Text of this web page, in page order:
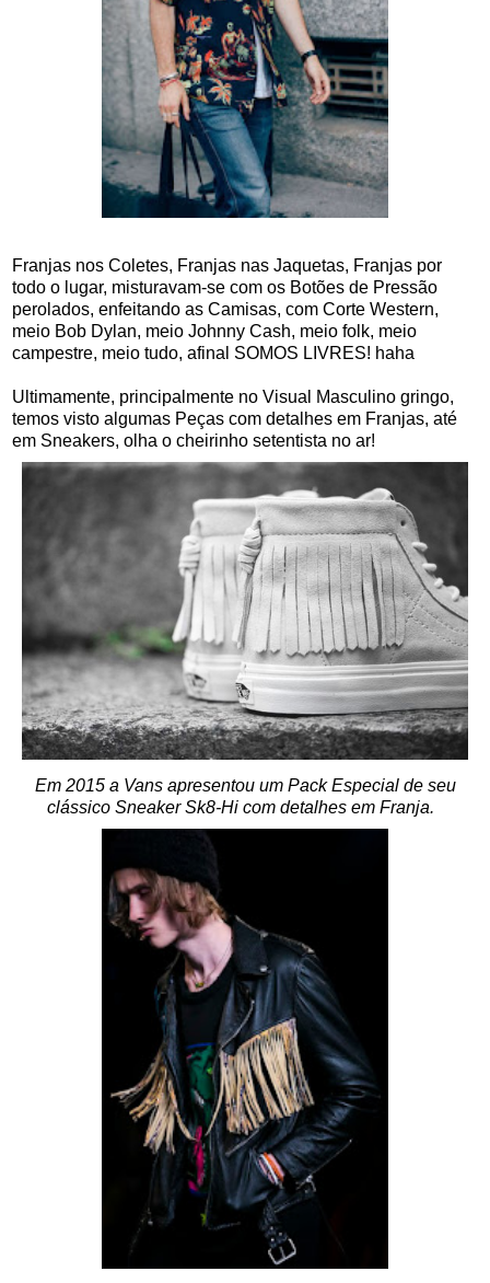
Franjas nos Coletes, Franjas nas Jaquetas, Franjas por
todo o lugar, misturavam-se com os Botões de Pressão
perolados, enfeitando as Camisas, com Corte Western,
meio Bob Dylan, meio Johnny Cash, meio folk, meio
campestre, meio tudo, afinal SOMOS LIVRES! haha
Ultimamente, principalmente no Visual Masculino gringo,
temos visto algumas Peças com detalhes em Franjas, até
em Sneakers, olha o cheirinho setentista no ar!
Em 2015 a Vans apresentou um Pack Especial de seu
clássico Sneaker Sk8-Hi com detalhes em Franja.